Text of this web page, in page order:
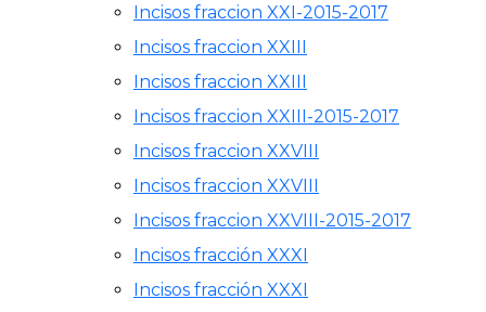
Incisos fraccion XXI-2015-2017
Incisos fraccion XXIII
Incisos fraccion XXIII
Incisos fraccion XXIII-2015-2017
Incisos fraccion XXVIII
Incisos fraccion XXVIII
Incisos fraccion XXVIII-2015-2017
Incisos fracción XXXI
Incisos fracción XXXI